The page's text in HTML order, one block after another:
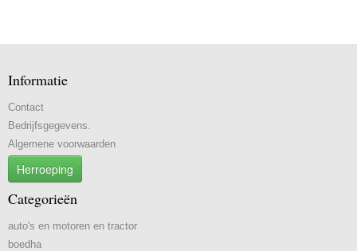
Informatie
Contact
Bedrijfsgegevens.
Algemene voorwaarden
Herroeping
Categorieën
auto's en motoren en tractor
boedha